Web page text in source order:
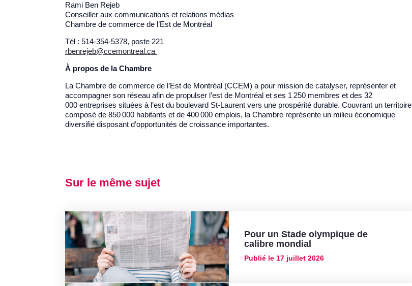
Rami Ben Rejeb
Conseiller aux communications et relations médias
Chambre de commerce de l’Est de Montréal
Tél : 514-354-5378, poste 221
rbenrejeb@ccemontreal.ca
À propos de la Chambre
La Chambre de commerce de l’Est de Montréal (CCEM) a pour mission de catalyser, représenter et
accompagner son réseau afin de propulser l’est de Montréal et ses 1 250 membres et des 32
000 entreprises situées à l’est du boulevard St-Laurent vers une prospérité durable. Couvrant un territoire
composé de 850 000 habitants et de 400 000 emplois, la Chambre représente un milieu économique
diversifié disposant d’opportunités de croissance importantes.
Sur le même sujet
Pour un Stade olympique de
calibre mondial
Publié le 17 juillet 2026